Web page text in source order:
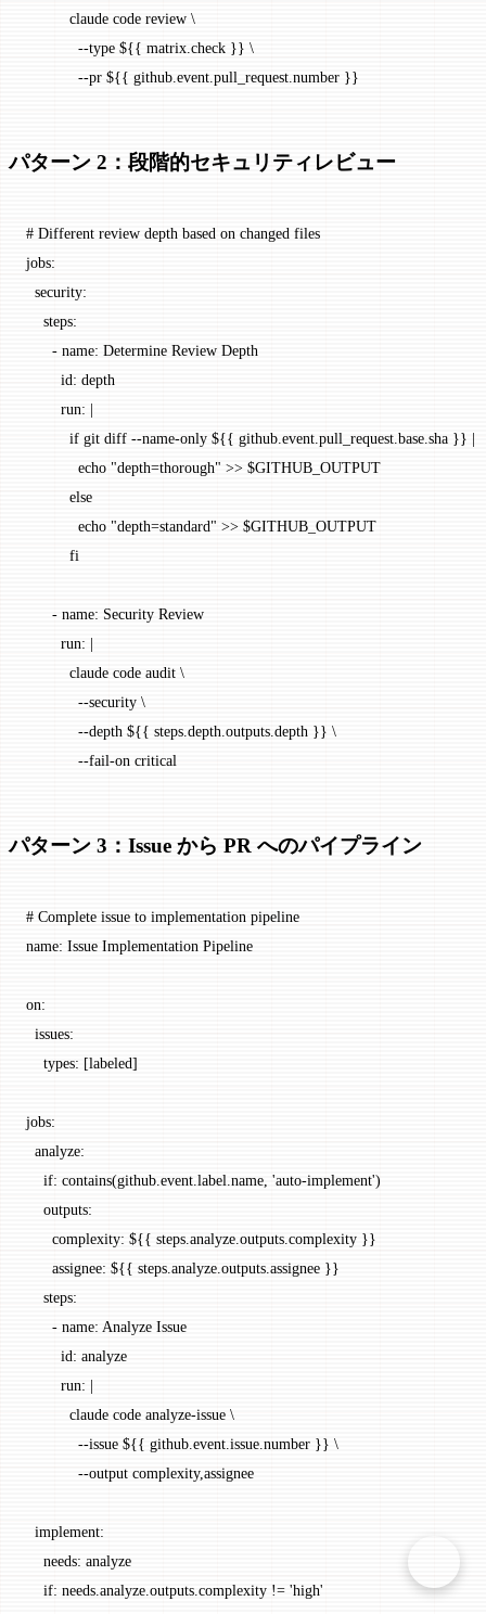
          claude code review \
            --type ${{ matrix.check }} \
            --pr ${{ github.event.pull_request.number }}
パターン 2：段階的セキュリティレビュー
# Different review depth based on changed files
jobs:
  security
:
    steps
:
      -
name: Determine Review Depth
        id
: depth
        run
: |
if git diff --name-only ${{ github.event.pull_request.base.sha }}
            echo "depth=thorough" >> $GITHUB_OUTPUT
          else
            echo "depth=standard" >> $GITHUB_OUTPUT
          fi
      -
name: Security Review
        run
: |
          claude code audit \
            --security \
            --depth ${{ steps.depth.outputs.depth }} \
            --fail-on critical
パターン 3：Issue から PR へのパイプライン
# Complete issue to implementation pipeline
name: Issue Implementation Pipeline
on:
  issues
:
    types
: [labeled]
jobs:
  analyze
:
    if
: contains(github.event.label.name, 'auto-implement')
    outputs
:
      complexity
: ${{ steps.analyze.outputs.complexity }}
      assignee
: ${{ steps.analyze.outputs.assignee }}
    steps
:
      -
name: Analyze Issue
        id
: analyze
        run
: |
          claude code analyze-issue \
            --issue ${{ github.event.issue.number }} \
            --output complexity,assignee
  implement
:
    needs
: analyze
    if
: needs.analyze.outputs.complexity != 'high'